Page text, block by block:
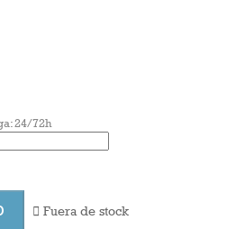
24/72h
 Fuera de stock